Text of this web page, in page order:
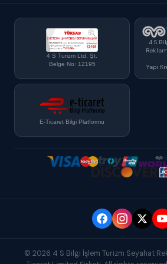
4 S Turizm Ltd. Şt.
Belge No: 12195
4 S
Yapı
E-Ticaret Bilgi Platformu
© 2026 4 S Bilgi İşlem Turizm Seyahat